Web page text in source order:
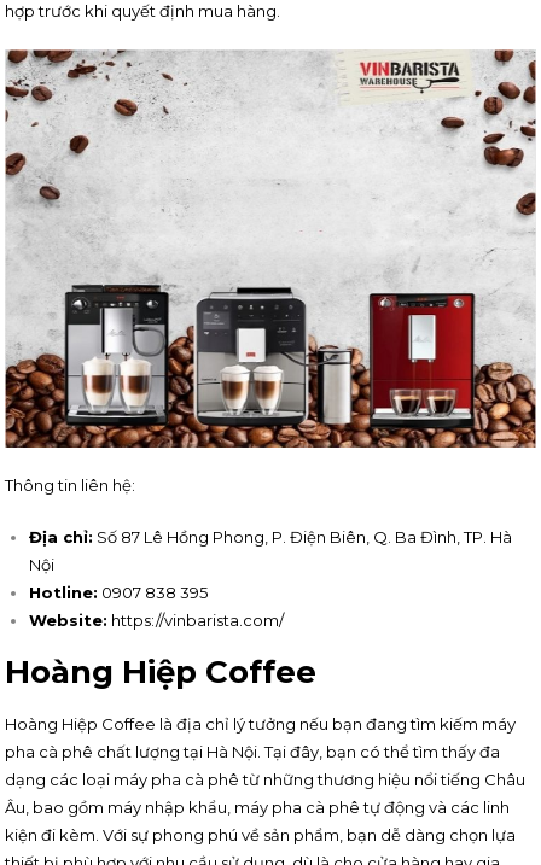
hợp trước khi quyết định mua hàng.
Thông tin liên hệ:
Địa chỉ: Số 87 Lê Hồng Phong, P. Điện Biên, Q. Ba Đình, TP. Hà
Nội
Hotline: 0907 838 395
Website: https://vinbarista.com/
Hoàng Hiệp Coffee
Hoàng Hiệp Coffee là địa chỉ lý tưởng nếu bạn đang tìm kiếm máy
pha cà phê chất lượng tại Hà Nội. Tại đây, bạn có thể tìm thấy đa
dạng các loại máy pha cà phê từ những thương hiệu nổi tiếng Châu
Âu, bao gồm máy nhập khẩu, máy pha cà phê tự động và các linh
kiện đi kèm. Với sự phong phú về sản phẩm, bạn dễ dàng chọn lựa